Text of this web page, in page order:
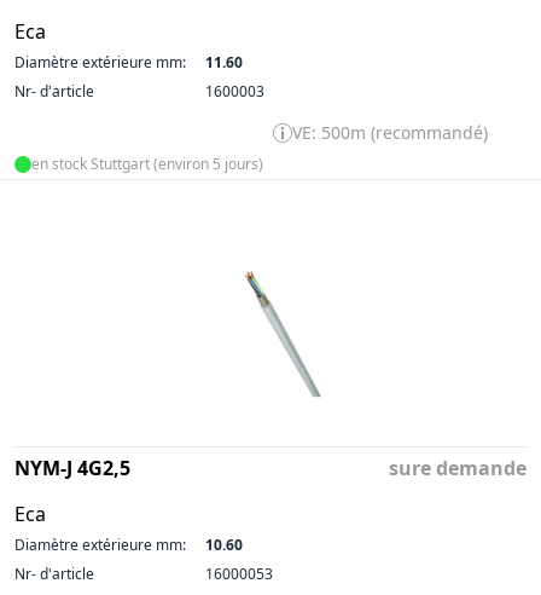
Eca
Diamètre extérieure mm:
11.60
Nr- d'article
1600003
VE: 500m (recommandé)
en stock Stuttgart (environ 5 jours)
NYM-J 4G2,5
Eca
sure demande
Diamètre extérieure mm:
10.60
Nr- d'article
16000053